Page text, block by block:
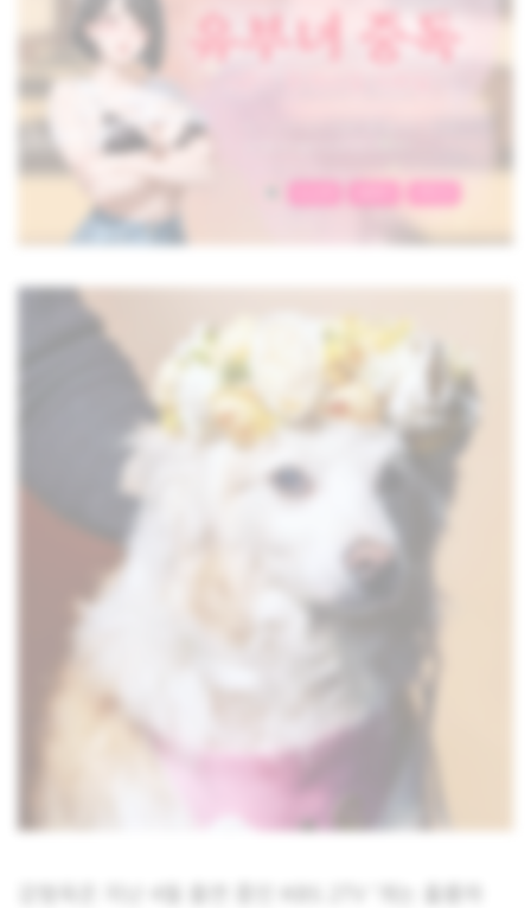
강형욱은 지난 4월 출연 중인 KBS 2TV ‘개는 훌륭하